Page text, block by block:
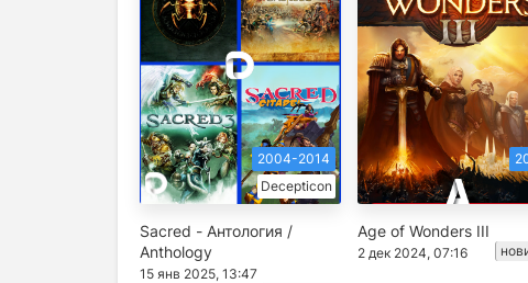
Decepticon
2004-2014
Sacred - Антология /
Anthology
15 янв 2025, 13:47
Age of Wonders III
2 дек 2024, 07:16